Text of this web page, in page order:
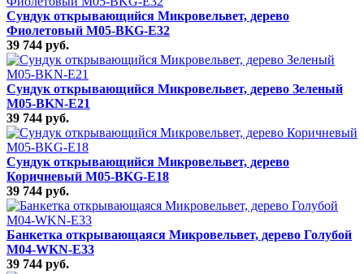
Сундук открывающийся Микровельвет, дерево
Фиолетовый M05-BKG-E32
39 744 руб.
Сундук открывающийся Микровельвет, дерево Зеленый
M05-BKN-E21
39 744 руб.
Сундук открывающийся Микровельвет, дерево
Коричневый M05-BKG-E18
39 744 руб.
Банкетка открывающаяся Микровельвет, дерево Голубой
M04-WKN-E33
39 744 руб.